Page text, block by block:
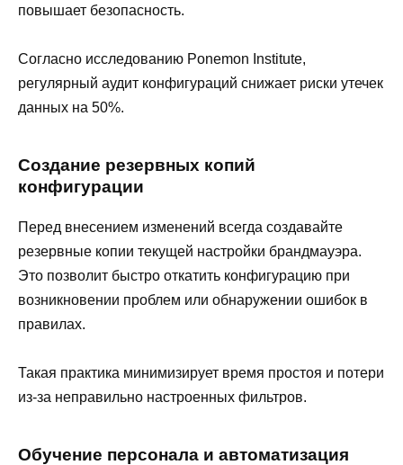
повышает безопасность.
Согласно исследованию Ponemon Institute,
регулярный аудит конфигураций снижает риски утечек
данных на 50%.
Создание резервных копий
конфигурации
Перед внесением изменений всегда создавайте
резервные копии текущей настройки брандмауэра.
Это позволит быстро откатить конфигурацию при
возникновении проблем или обнаружении ошибок в
правилах.
Такая практика минимизирует время простоя и потери
из-за неправильно настроенных фильтров.
Обучение персонала и автоматизация